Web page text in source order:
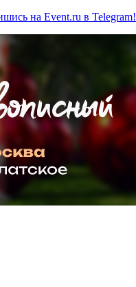
на Event.ru в Telegram!